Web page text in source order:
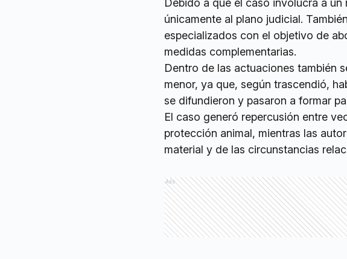
Debido a que el caso involucra a
únicamente al plano judicial.
especializados con el objetivo de
medidas complementarias.
Dentro de las actuaciones también
menor, ya que, según trascendió,
se difundieron y pasaron a formar
El caso generó repercusión entre
protección animal, mientras las
material y de las circunstancias
Ads